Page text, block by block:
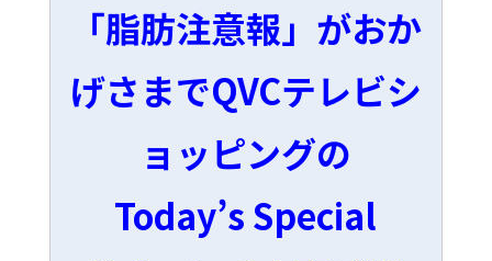
「脂肪注意報」がおか
げさまでQVCテレビシ
ョッピングの
Today’s Special